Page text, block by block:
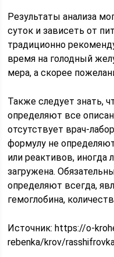
Результаты анализа
суток и зависеть от
традиционно
время на голодный
мера, а скорее
Также следует знать,
определяют все
отсутствует врач-
формулу не
или реактивов, иногда
загружена.
определяют всегда,
гемоглобина,
Источник:https://o-
rebenka/krov/